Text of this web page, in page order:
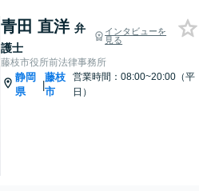
青田 直洋 弁
護士
インタビューを
見る
藤枝市役所前法律事務所
静岡
県
|
藤枝
市
営業時間：08:00~20:00（平
日）